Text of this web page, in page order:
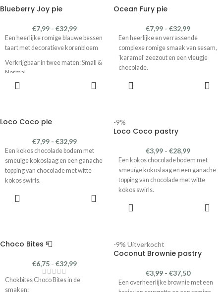
Dare Devil
Combineer en proef ze alle vier!
Deze producten ontvang je door de
brievenbus! Ophalen kan natuurlijk
ook.
Chewy Peanut
Deze producten ontvang je door de
brievenbus! Ophalen kan natuurlijk
ook.
Blueberry Joy pie
€7,99 - €32,99
Een heerlijke romige blauwe bessen
taart met decoratieve korenbloem
Verkrijgbaar in twee maten: Small &
Normal
Ocean Fury pie
€7,99 - €32,99
Een heerlijke en verrassende
complexe romige smaak van sesam,
'karamel' zeezout en een vleugje
chocolade.
Verkrijgbaar in de maat small en
Loco Coco pie
€7,99 - €32,99
Een kokos chocolade bodem met
smeuïge kokoslaag en een ganache
topping van chocolade met witte
kokos swirls.
Verkrijgbaar in de maat small en
-9%
Loco Coco pastry
€3,99 - €28,99
Een kokos chocolade bodem met
smeuïge kokoslaag en een ganache
topping van chocolade met witte
kokos swirls.
Choco Bites 📮
€6,75 - €32,99
Chokbites Choco Bites in de
smaken:
-9% Uitverkocht
Coconut Brownie pastry
€3,99 - €37,50
Een overheerlijke brownie met een